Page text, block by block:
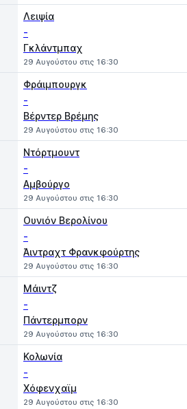
Λειψία
-
Γκλάντμπαχ
29 Αυγούστου στις 16:30
Φράιμπουργκ
-
Βέρντερ Βρέμης
29 Αυγούστου στις 16:30
Ντόρτμουντ
-
Αμβούργο
29 Αυγούστου στις 16:30
Ουνιόν Βερολίνου
-
Άιντραχτ Φρανκφούρτης
29 Αυγούστου στις 16:30
Μάιντζ
-
Πάντερμπορν
29 Αυγούστου στις 16:30
Κολωνία
-
Χόφενχαϊμ
29 Αυγούστου στις 16:30